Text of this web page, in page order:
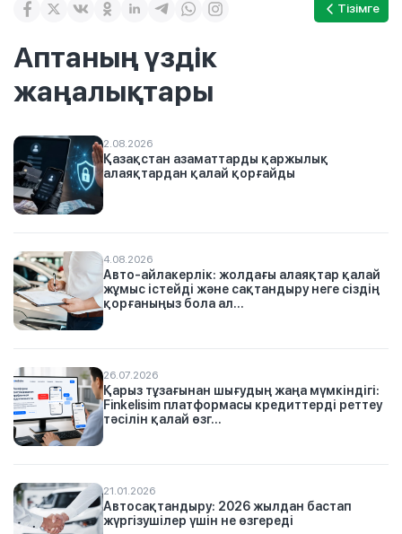
Тізімге
Аптаның үздік
жаңалықтары
2.08.2026
Қазақстан азаматтарды қаржылық
алаяқтардан қалай қорғайды
4.08.2026
Авто-айлакерлік: жолдағы алаяқтар қалай
жұмыс істейді және сақтандыру неге сіздің
қорғаныңыз бола ал...
26.07.2026
Қарыз тұзағынан шығудың жаңа мүмкіндігі:
Finkelisim платформасы кредиттерді реттеу
тәсілін қалай өзг...
21.01.2026
Автосақтандыру: 2026 жылдан бастап
жүргізушілер үшін не өзгереді